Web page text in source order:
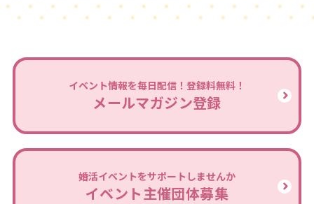
イベント情報を毎日配信！登録料無料！
メールマガジン登録
婚活イベントをサポートしませんか
イベント主催団体募集